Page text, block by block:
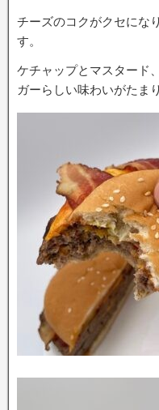
チーズのコクがクセにな
す。
ケチャップとマスタード
ガーらしい味わいがたま